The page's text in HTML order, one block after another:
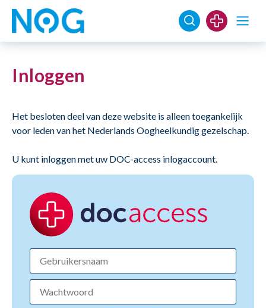
Inloggen
Het besloten deel van deze website is alleen toegankelijk
voor leden van het Nederlands Oogheelkundig gezelschap.
U kunt inloggen met uw DOC-access inlogaccount.